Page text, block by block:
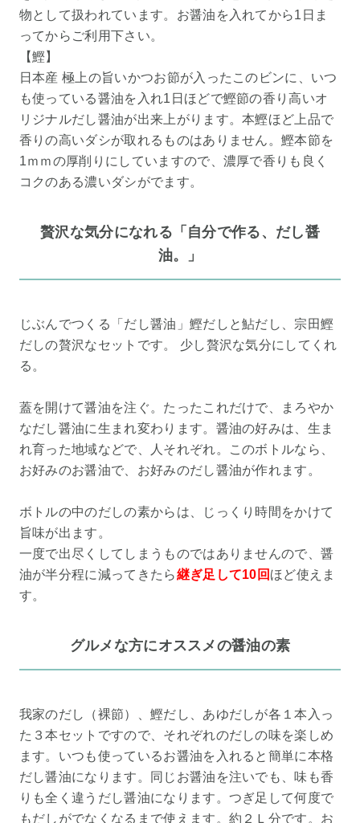
物として扱われています。お醤油を入れてから1日ま
ってからご利用下さい。
【鰹】
日本産 極上の旨いかつお節が入ったこのビンに、いつ
も使っている醤油を入れ1日ほどで鰹節の香り高いオ
リジナルだし醤油が出来上がります。本鰹ほど上品で
香りの高いダシが取れるものはありません。鰹本節を
1ｍｍの厚削りにしていますので、濃厚で香りも良く
コクのある濃いダシがでます。
贅沢な気分になれる「自分で作る、だし醤
油。」
じぶんでつくる「だし醤油」鰹だしと鮎だし、宗田鰹
だしの贅沢なセットです。 少し贅沢な気分にしてくれ
る。
蓋を開けて醤油を注ぐ。たったこれだけで、まろやか
なだし醤油に生まれ変わります。醤油の好みは、生ま
れ育った地域などで、人それぞれ。このボトルなら、
お好みのお醤油で、お好みのだし醤油が作れます。
ボトルの中のだしの素からは、じっくり時間をかけて
旨味が出ます。
一度で出尽くしてしまうものではありませんので、醤
油が半分程に減ってきたら継ぎ足して10回 ほど使えま
す。
グルメな方にオススメの醤油の素
我家のだし（裸節）、鰹だし、あゆだしが各１本入っ
た３本セットですので、それぞれのだしの味を楽しめ
ます。いつも使っているお醤油を入れると簡単に本格
だし醤油になります。同じお醤油を注いでも、味も香
りも全く違うだし醤油になります。つぎ足して何度で
もだしがでなくなるまで使えます。約２Ｌ分です。お